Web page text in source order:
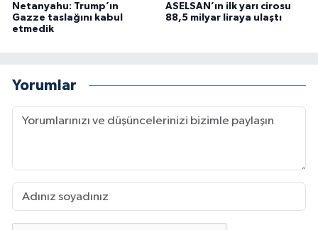
Netanyahu: Trump’ın
Gazze taslağını kabul
etmedik
ASELSAN’ın ilk yarı cirosu
88,5 milyar liraya ulaştı
Yorumlar